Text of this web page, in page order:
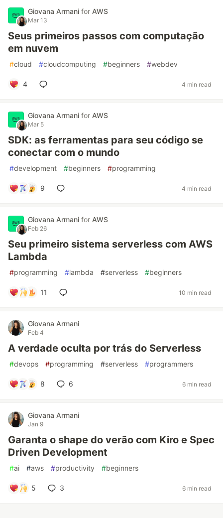
Giovana Armani for AWS
Mar 13
Seus primeiros passos com computação
em nuvem
#cloud #cloudcomputing #beginners #webdev
4 4 min read
Giovana Armani for AWS
Mar 5
SDK: as ferramentas para seu código se
conectar com o mundo
#development #beginners #programming
9 4 min read
Giovana Armani for AWS
Feb 26
Seu primeiro sistema serverless com AWS
Lambda
#programming #lambda #serverless #beginners
11 10 min read
Giovana Armani
Feb 4
A verdade oculta por trás do Serverless
#devops #programming #serverless #programmers
8 6 6 min read
Giovana Armani
Jan 9
Garanta o shape do verão com Kiro e Spec
Driven Development
#ai #aws #productivity #beginners
5 3 6 min read